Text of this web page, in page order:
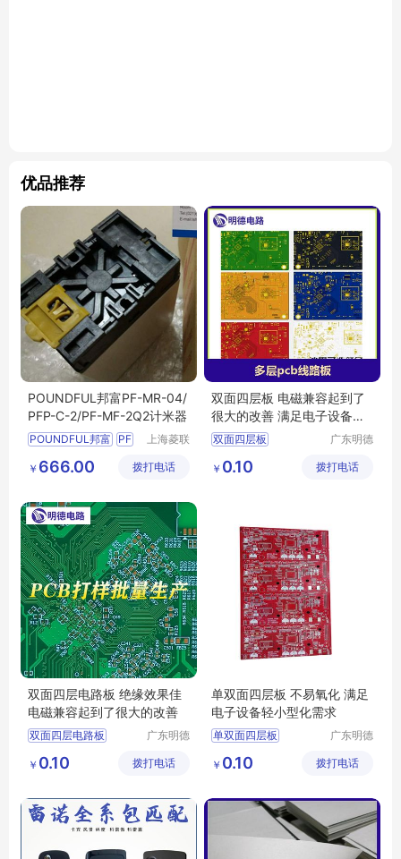
优品推荐
POUNDFUL邦富PF-MR-04/
PFP-C-2/PF-MF-2Q2计米器
POUNDFUL邦富
PF
C
2仪表 MF
邦富计米器
上海菱联
制技术有
￥ 666.00 拨打电话
双面四层板 电磁兼容起到了
很大的改善 满足电子设备轻
小型化需求
双面四层板
四层电路板加工
广东明德
有限公司
￥ 0.10 拨打电话
双面四层电路板 绝缘效果佳
电磁兼容起到了很大的改善
双面四层电路板
四层电路板加工
pcb单双面四层电路板
广东明德
有限公司
￥ 0.10 拨打电话
单双面四层板 不易氧化 满足
电子设备轻小型化需求
单双面四层板
四层电路板加工
pcb单双面四层电路板
广东明德
有限公司
￥ 0.10 拨打电话